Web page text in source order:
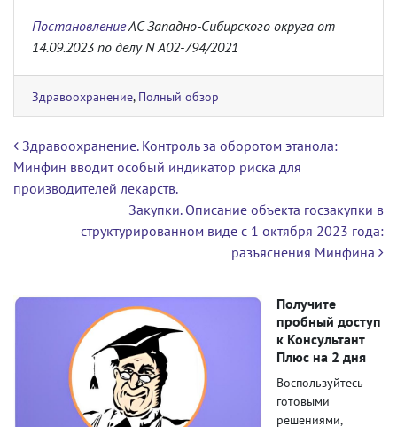
ПостановлениеАС Западно-Сибирского округа от
14.09.2023 по делу N А02-794/2021
Здравоохранение, Полный обзор
Навигация по записям
Здравоохранение. Контроль за оборотом этанола:
Минфин вводит особый индикатор риска для
производителей лекарств.
Закупки. Описание объекта госзакупки в
структурированном виде с 1 октября 2023 года:
разъяснения Минфина
Получите
пробный доступ
к Консультант
Плюс на 2 дня
Воспользуйтесь
готовыми
решениями,